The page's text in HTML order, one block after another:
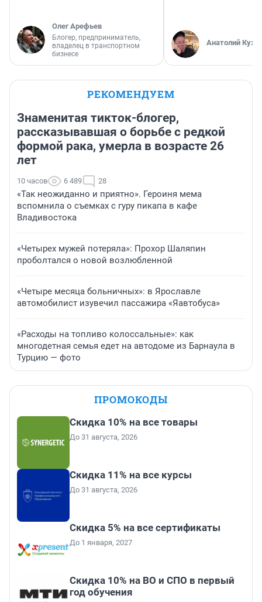
Олег Арефьев
Блогер, предприниматель,
владелец в транспортном
бизнесе
Анатолий
РЕКОМЕНДУЕМ
Знаменитая тикток-блогер,
рассказывавшая о борьбе с редкой
формой рака, умерла в возрасте 26
лет
10 часов 6 489 28
«Так неожиданно и приятно». Героиня мема
вспомнила о съемках с гуру пикапа в кафе
Владивостока
«Четырех мужей потеряла»: Прохор Шаляпин
проболтался о новой возлюбленной
«Четыре месяца больничных»: в Ярославле
автомобилист изувечил пассажира «Яавтобуса»
«Расходы на топливо колоссальные»: как
многодетная семья едет на автодоме из Барнаула в
Турцию — фото
ПРОМОКОДЫ
Скидка 10% на все товары
До 31 августа, 2026
Скидка 11% на все курсы
До 31 августа, 2026
Скидка 5% на все сертификаты
До 1 января, 2027
Скидка 10% на ВО и СПО в первый
год обучения